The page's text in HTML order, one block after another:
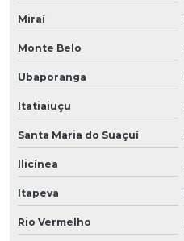
Miraí
Monte Belo
Ubaporanga
Itatiaiuçu
Santa Maria do Suaçuí
Ilicínea
Itapeva
Rio Vermelho